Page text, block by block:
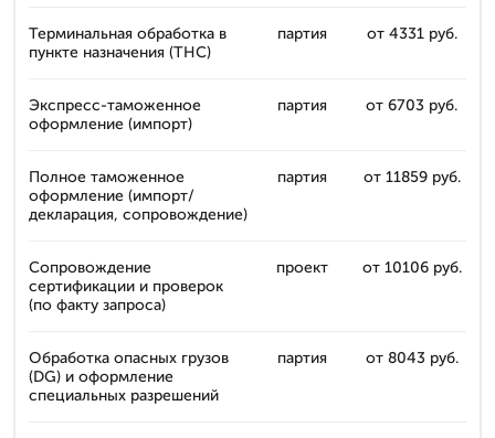
Терминальная обработка в
пункте назначения (THC)
партия от 4331 руб.
Экспресс-таможенное
оформление (импорт)
партия от 6703 руб.
Полное таможенное
оформление (импорт/
декларация, сопровождение)
партия от 11859 руб.
Сопровождение
сертификации и проверок
(по факту запроса)
проект от 10106 руб.
Обработка опасных грузов
(DG) и оформление
специальных разрешений
партия от 8043 руб.